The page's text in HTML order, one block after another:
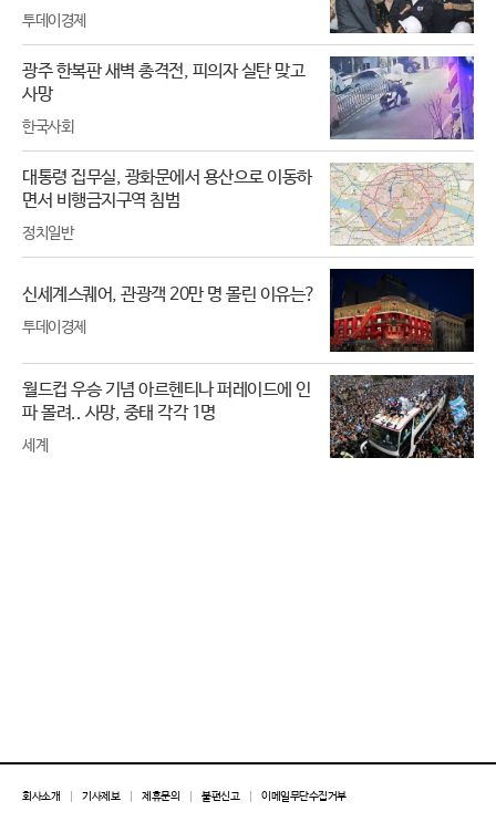
투데이경제
광주 한복판 새벽 총격전, 피의자 실탄 맞고
사망
한국사회
대통령 집무실, 광화문에서 용산으로 이동하
면서 비행금지구역 침범
정치일반
신세계스퀘어, 관광객 20만 명 몰린 이유는?
투데이경제
월드컵 우승 기념 아르헨티나 퍼레이드에 인
파 몰려.. 사망, 중태 각각 1명
세계
회사소개 기사제보 제휴문의 불편신고 이메일무단수집거부